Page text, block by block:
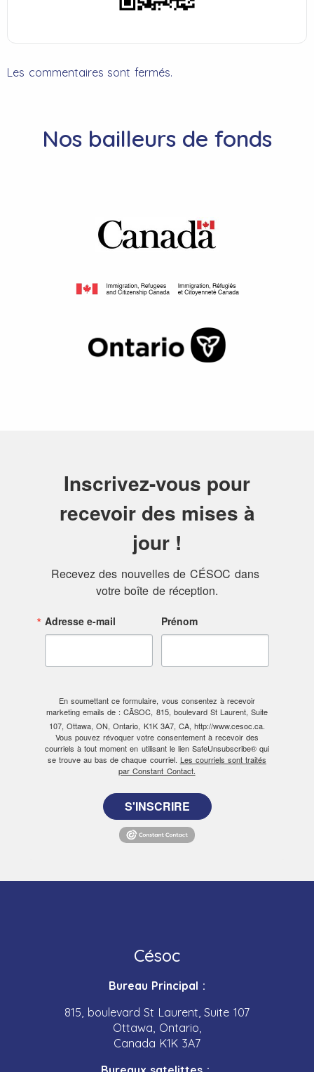
Les commentaires sont fermés.
Nos bailleurs de fonds
Inscrivez-vous pour
recevoir des mises à
jour !
Recevez des nouvelles de CÉSOC dans
votre boîte de réception.
Adresse e-mail Prénom
En soumettant ce formulaire, vous consentez à recevoir
marketing emails de : CÃSOC, 815, boulevard St Laurent, Suite
107, Ottawa, ON, Ontario, K1K 3A7, CA, http://www.cesoc.ca.
Vous pouvez révoquer votre consentement à recevoir des
courriels à tout moment en utilisant le lien SafeUnsubscribe® qui
se trouve au bas de chaque courriel. Les courriels sont traités
par Constant Contact.
S'INSCRIRE
Césoc
Bureau Principal :
815, boulevard St Laurent, Suite 107
Ottawa, Ontario,
Canada K1K 3A7